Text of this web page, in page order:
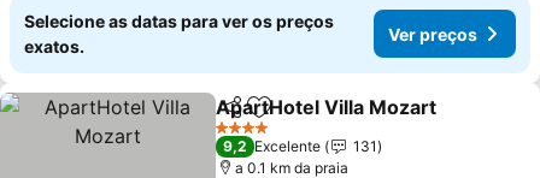
Selecione as datas para ver os preços
exatos.
Ver preços
PartilharAdicionar aos favoritos
ApartHotel Villa Mozart
4 Estrelas
9,2 Excelente
131
a 0.1 km da praia